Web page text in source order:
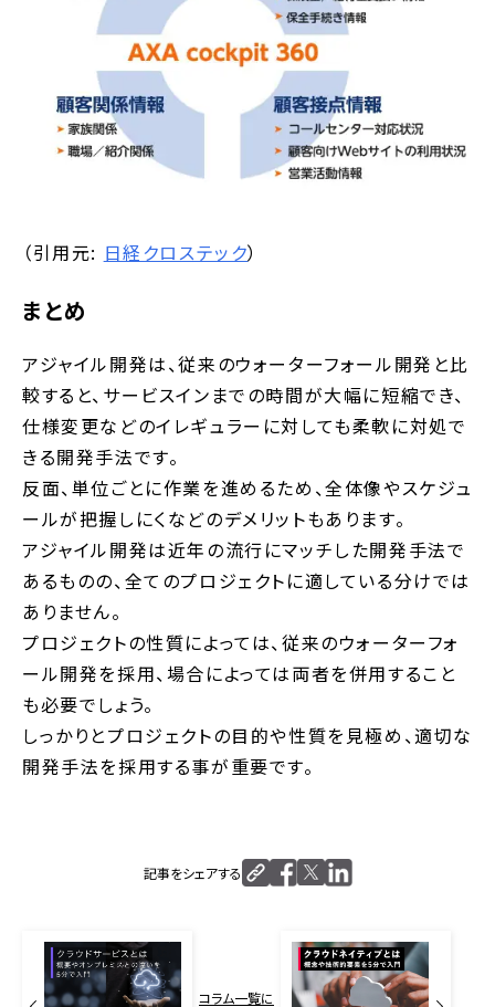
（引用元: 日経クロステック）
まとめ
アジャイル開発は、従来のウォーターフォール開発と比
較すると、サービスインまでの時間が大幅に短縮でき、
仕様変更などのイレギュラーに対しても柔軟に対処で
きる開発手法です。
反面、単位ごとに作業を進めるため、全体像やスケジュ
ールが把握しにくなどのデメリットもあります。
アジャイル開発は近年の流行にマッチした開発手法で
あるものの、全てのプロジェクトに適している分けでは
ありません。
プロジェクトの性質によっては、従来のウォーターフォ
ール開発を採用、場合によっては両者を併用すること
も必要でしょう。
しっかりとプロジェクトの目的や性質を見極め、適切な
開発手法を採用する事が重要です。
記事をシェアする
コラム一覧に